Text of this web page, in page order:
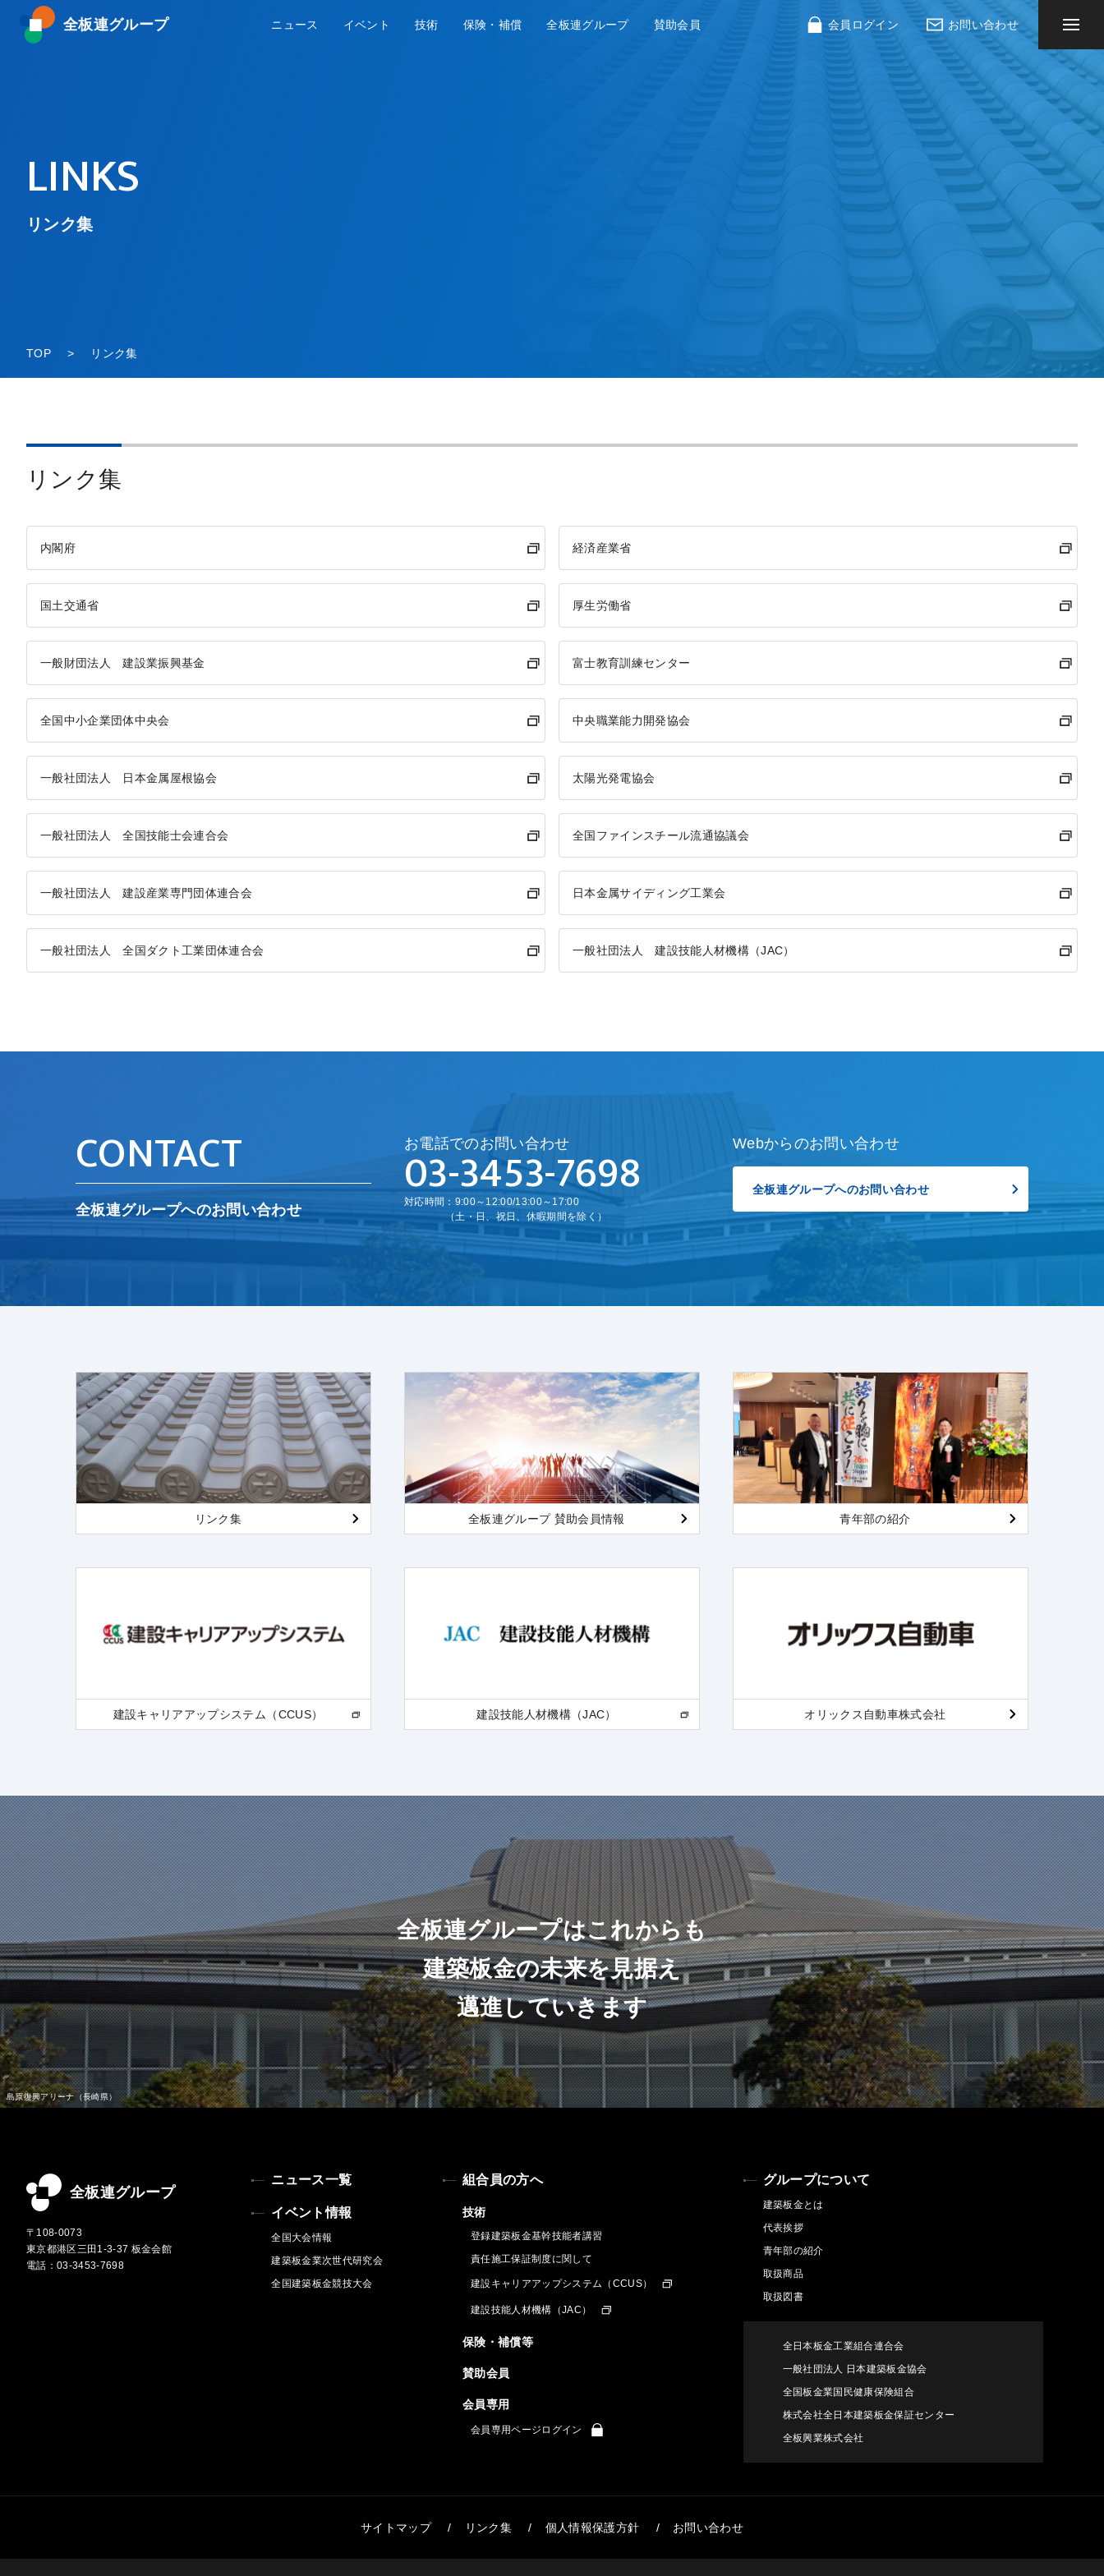
全板連グループ ニュース イベント 技術 保険・補償 全板連グループ 賛助会員 会員ログイン お問い合わせ
LINKS
リンク集
TOP リンク集
リンク集
内閣府 経済産業省
国土交通省 厚生労働省
一般財団法人 建設業振興基金 富士教育訓練センター
全国中小企業団体中央会 中央職業能力開発協会
一般社団法人 日本金属屋根協会 太陽光発電協会
一般社団法人 全国技能士会連合会 全国ファインスチール流通協議会
一般社団法人 建設産業専門団体連合会 日本金属サイディング工業会
一般社団法人 全国ダクト工業団体連合会 一般社団法人 建設技能人材機構（JAC）
CONTACT
全板連グループへのお問い合わせ
お電話でのお問い合わせ
03-3453-7698
対応時間：9:00～12:00/13:00～17:00
（土・日、祝日、休暇期間を除く）
Webからのお問い合わせ
全板連グループへのお問い合わせ
リンク集 全板連グループ 賛助会員情報 青年部の紹介
建設キャリアアップシステム（CCUS） 建設技能人材機構（JAC） オリックス自動車株式会社
全板連グループはこれからも
建築板金の未来を見据え
邁進していきます
全板連グループ
〒108-0073
東京都港区三田1-3-37 板金会館
電話：03-3453-7698
ニュース一覧
イベント情報
全国大会情報
建築板金業次世代研究会
全国建築板金競技大会
組合員の方へ
技術
登録建築板金基幹技能者講習
責任施工保証制度に関して
建設キャリアアップシステム（CCUS）
建設技能人材機構（JAC）
保険・補償等
賛助会員
会員専用
会員専用ページログイン
グループについて
建築板金とは
代表挨拶
青年部の紹介
取扱商品
取扱図書
全日本板金工業組合連合会
一般社団法人 日本建築板金協会
全国板金業国民健康保険組合
株式会社全日本建築板金保証センター
全板興業株式会社
サイトマップ リンク集 個人情報保護方針 お問い合わせ